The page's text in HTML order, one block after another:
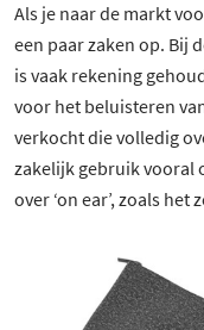
Als je naar de markt
een paar zaken op. Bij
is vaak rekening
voor het beluisteren
verkocht die volledig
zakelijk gebruik vooral
over ‘on ear’, zoals